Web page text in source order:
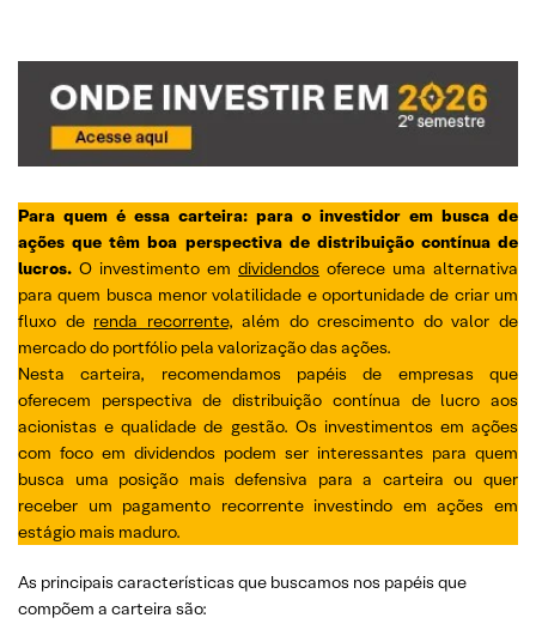
Para quem é essa carteira: para o investidor em busca de
ações que têm boa perspectiva de distribuição contínua de
lucros. O investimento em dividendos oferece uma alternativa
para quem busca menor volatilidade e oportunidade de criar um
fluxo de renda recorrente, além do crescimento do valor de
mercado do portfólio pela valorização das ações.
Nesta carteira, recomendamos papéis de empresas que
oferecem perspectiva de distribuição contínua de lucro aos
acionistas e qualidade de gestão. Os investimentos em ações
com foco em dividendos podem ser interessantes para quem
busca uma posição mais defensiva para a carteira ou quer
receber um pagamento recorrente investindo em ações em
estágio mais maduro.
As principais características que buscamos nos papéis que
compõem a carteira são: